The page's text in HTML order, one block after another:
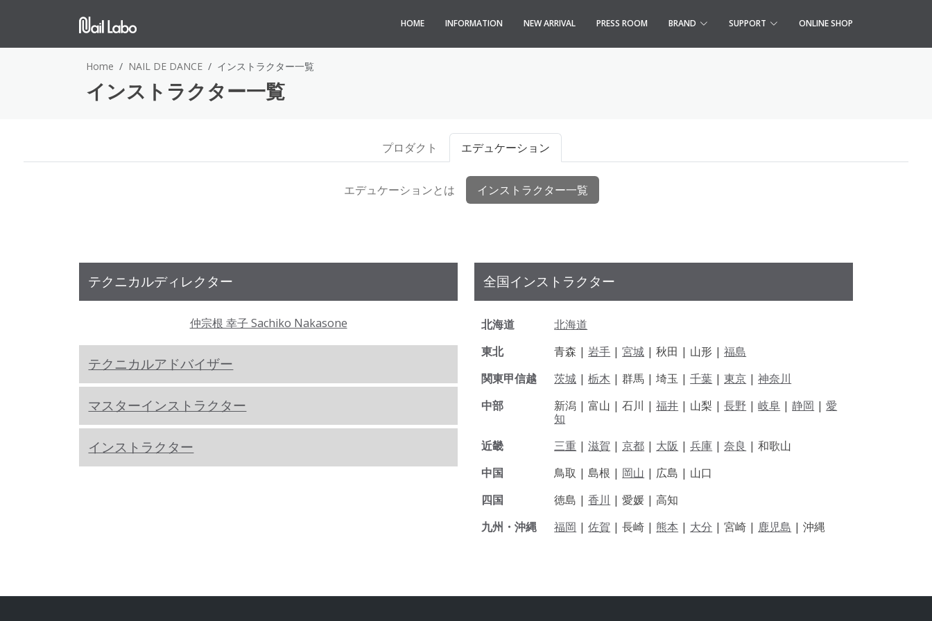
HOME INFORMATION NEW ARRIVAL PRESS ROOM BRAND SUPPORT ONLINE SHOP
Home NAIL DE DANCE インストラクター一覧
インストラクター一覧
プロダクト エデュケーション
エデュケーションとは インストラクター一覧
テクニカルディレクター
仲宗根 幸子 Sachiko Nakasone
テクニカルアドバイザー
マスターインストラクター
インストラクター
全国インストラクター
北海道
北海道
東北
青森 |岩手 |宮城 | 秋田 | 山形 |福島
関東甲信越
茨城 |栃木 | 群馬 | 埼玉 |千葉 |東京 |神奈川
中部
新潟 |富山 |石川 |福井 | 山梨 |長野 |岐阜 |静岡 |愛
知
近畿
三重 |滋賀 |京都 | 大阪 |兵庫 |奈良 |和歌山
中国
鳥取 |島根 | 岡山 | 広島 | 山口
四国
徳島 |香川 |愛媛 |高知
九州・沖縄
福岡 |佐賀 |長崎 | 熊本 | 大分 |宮崎 | 鹿児島 |沖縄